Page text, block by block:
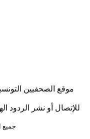
موقع الصحفيين
جميع